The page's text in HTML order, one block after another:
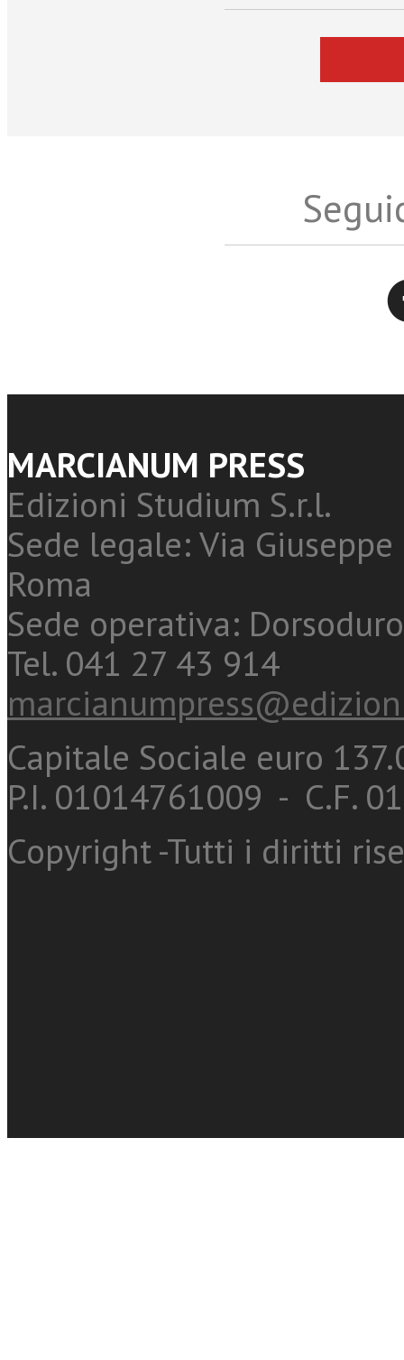
MARCIANUM PRESS
Edizioni Studium S.r.l.
Sede legale: Via
Roma
Sede operativa:
Tel. 041 27 43 914
Capitale Sociale euro
P.I. 01014761009 - C.F.
Copyright -Tutti i diritti